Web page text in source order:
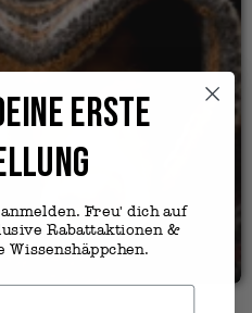
ERSTE
Freu' dich auf
Rabattaktionen &